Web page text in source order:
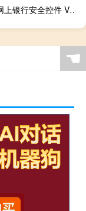
济宁银行网上银行安全控件 V2.3.6.0 官方版（济宁银行网上银行安全控件 V2.3.6.0 官方版功能简介）
☚